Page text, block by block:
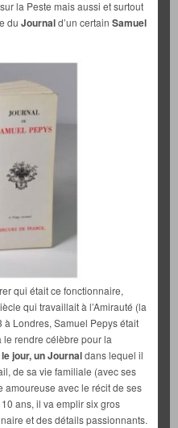
sur la Peste mais aussi et surtout
du Journald’un certain Samuel
qui était ce fonctionnaire,
qui travaillait à l’Amirauté (la
Londres, Samuel Pepys était
rendre célèbre pour la
jour, un Journaldans lequel il
de sa vie familiale (avec ses
amoureuse avec le récit de ses
ans, il va emplir six gros
et des détails passionnants.